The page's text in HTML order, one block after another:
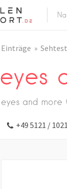
Einträge Sehtest
eyes
eyes and more
+49 5121 /